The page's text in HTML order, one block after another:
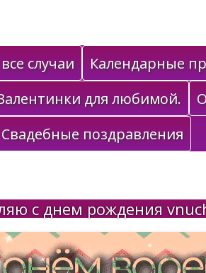
случаи
Календарные
для любимой.
Свадебные поздравления
с днем рождения